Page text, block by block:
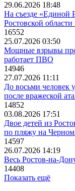
29.06.2026 18:48
На съезде «Единой
Ростовской
16552
25.07.2026 03:50
Мощные взрывы
работает ПВО
14946
27.07.2026 11:11
До восьми человек
после вражеской
14852
03.08.2026 17:51
Двое детей из
по пляжу на
14597
26.07.2026 14:19
Весь Ростов-на-
14408
Показать ещё